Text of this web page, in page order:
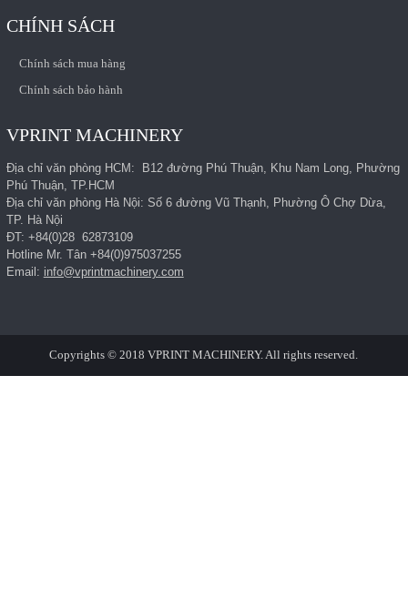
CHÍNH SÁCH
Chính sách mua hàng
Chính sách bảo hành
VPRINT MACHINERY
Địa chỉ văn phòng HCM: B12 đường Phú Thuận, Khu Nam Long, Phường
Phú Thuận, TP.HCM
Địa chỉ văn phòng Hà Nội: Số 6 đường Vũ Thạnh, Phường Ô Chợ Dừa,
TP. Hà Nội
ĐT: +84(0)28 62873109
Hotline Mr. Tân +84(0)975037255
Email: info@vprintmachinery.com
Copyrights © 2018 VPRINT MACHINERY. All rights reserved.